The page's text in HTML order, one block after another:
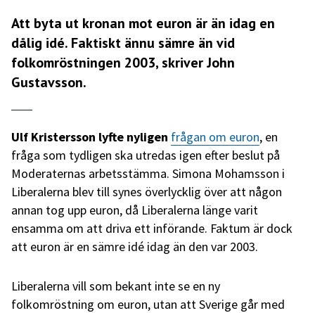
Att byta ut kronan mot euron är än idag en
dålig idé. Faktiskt ännu sämre än vid
folkomröstningen 2003, skriver John
Gustavsson.
Ulf Kristersson lyfte nyligen frågan om euron, en
fråga som tydligen ska utredas igen efter beslut på
Moderaternas arbetsstämma. Simona Mohamsson i
Liberalerna blev till synes överlycklig över att någon
annan tog upp euron, då Liberalerna länge varit
ensamma om att driva ett införande. Faktum är dock
att euron är en sämre idé idag än den var 2003.
Liberalerna vill som bekant inte se en ny
folkomröstning om euron, utan att Sverige går med